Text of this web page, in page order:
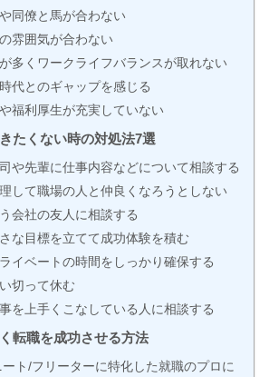
同僚と馬が合わない
雰囲気が合わない
多くワークライフバランスが取れない
代とのギャップを感じる
福利厚生が充実していない
たくない時の対処法7選
や先輩に仕事内容などについて相談する
して職場の人と仲良くなろうとしない
会社の友人に相談する
な目標を立てて成功体験を積む
イベートの時間をしっかり確保する
切って休む
を上手くこなしている人に相談する
転職を成功させる方法
ト/フリーターに特化した就職のプロに